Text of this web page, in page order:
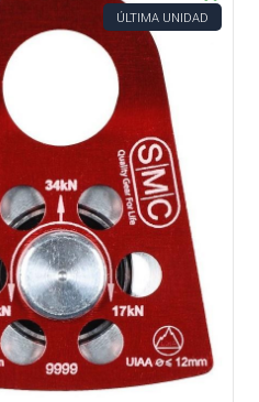
ÚLTIMA UNIDAD